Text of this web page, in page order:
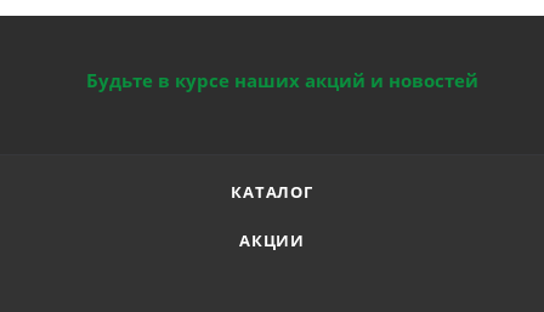
Будьте в курсе наших акций и новостей
КАТАЛОГ
АКЦИИ